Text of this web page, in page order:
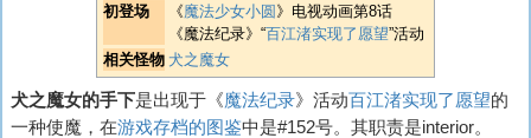
初登场
《魔法少女小圆 》电视动画第8话
《魔法纪录》“百江渚实现了愿望”活动
相关怪物 犬之魔女
犬之魔女的手下是出现于《魔法纪录》活动百江渚实现了愿望的
一种使魔，在游戏存档的图鉴中是#152号。其职责是interior。